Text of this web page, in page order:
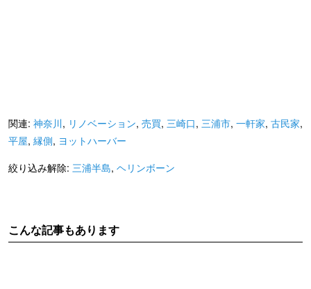
関連: 神奈川, リノベーション, 売買, 三崎口, 三浦市, 一軒家, 古民家,
平屋, 縁側, ヨットハーバー
絞り込み解除: 三浦半島, ヘリンボーン
こんな記事もあります